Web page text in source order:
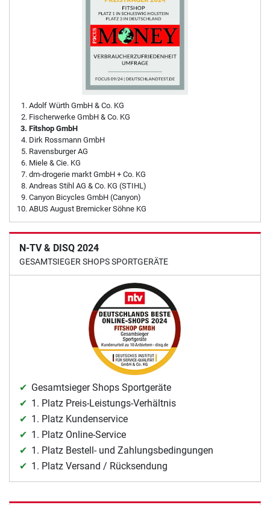
Adolf Würth GmbH & Co. KG
Fischerwerke GmbH & Co. KG
Fitshop GmbH
Dirk Rossmann GmbH
Ravensburger AG
Miele & Cie. KG
dm-drogerie markt GmbH + Co. KG
Andreas Stihl AG & Co. KG (STIHL)
Canyon Bicycles GmbH (Canyon)
ABUS August Bremicker Söhne KG
N-TV & DISQ 2024
GESAMTSIEGER SHOPS SPORTGERÄTE
Gesamtsieger Shops Sportgeräte
1. Platz Preis-Leistungs-Verhältnis
1. Platz Kundenservice
1. Platz Online-Service
1. Platz Bestell- und Zahlungsbedingungen
1. Platz Versand / Rücksendung